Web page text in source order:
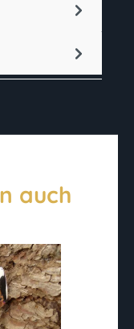
auch